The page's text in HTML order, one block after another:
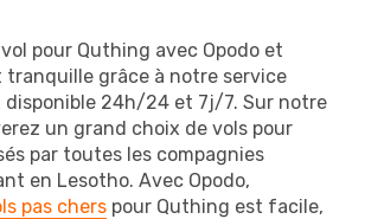
pour Quthing avec Opodo et
tranquille grâce à notre service
disponible 24h/24 et 7j/7. Sur notre
un grand choix de vols pour
par toutes les compagnies
en Lesotho. Avec Opodo,
pas chers pour Quthing est facile,